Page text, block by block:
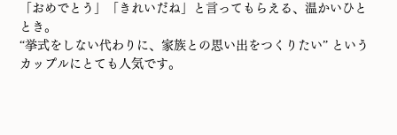
「おめでとう」「きれいだね」と言ってもらえる、温かいひと
とき。
“挙式をしない代わりに、家族との思い出をつくりたい” という
カップルにとても人気です。